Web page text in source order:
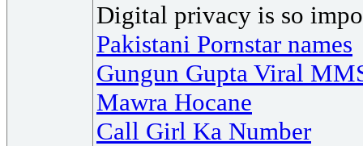
Digital privacy is so
Pakistani Pornstar names
Gungun Gupta Viral
Mawra Hocane
Call Girl Ka Number